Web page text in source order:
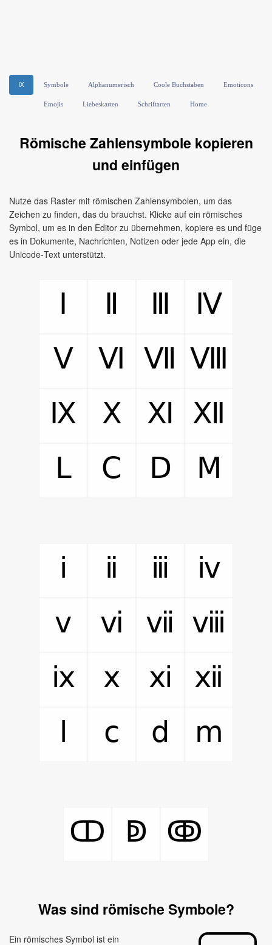
Ⅸ Symbole Alphanumerisch Coole Buchstaben Emoticons
Emojis Liebeskarten Schriftarten Home
Römische Zahlensymbole kopieren
und einfügen
Nutze das Raster mit römischen Zahlensymbolen, um das
Zeichen zu finden, das du brauchst. Klicke auf ein römisches
Symbol, um es in den Editor zu übernehmen, kopiere es und füge
es in Dokumente, Nachrichten, Notizen oder jede App ein, die
Unicode‑Text unterstützt.
Ⅰ Ⅱ Ⅲ
Ⅳ
Ⅴ
Ⅵ Ⅶ Ⅷ
Ⅸ
Ⅹ Ⅺ
Ⅻ
Ⅼ
Ⅽ Ⅾ Ⅿ
ⅰ ⅱ ⅲ
ⅳ
ⅴ
ⅵ ⅶ
ⅷ
ⅸ
ⅹ ⅺ
ⅻ
ⅽ ⅾ ⅿ
ↀ ↁ ↂ
Was sind römische Symbole?
Ein römisches Symbol ist ein